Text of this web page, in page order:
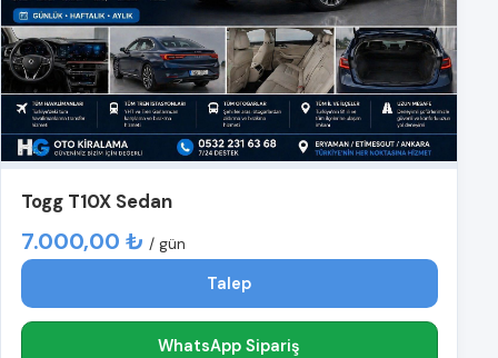
Togg T10X Sedan
7.000,00 ₺ / gün
Talep
WhatsApp Sipariş